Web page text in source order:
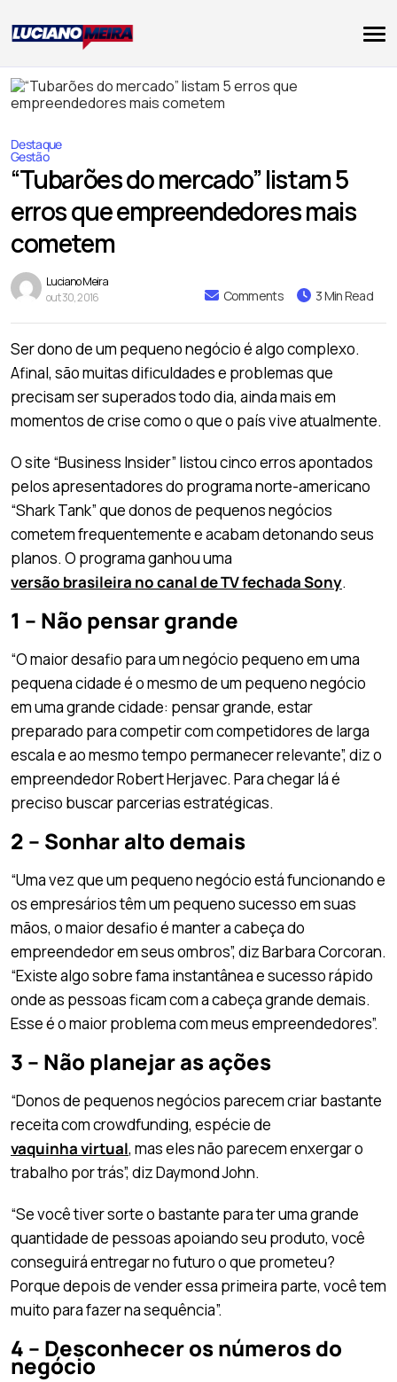
Destaque
Gestão
“Tubarões do mercado” listam 5
erros que empreendedores mais
cometem
Luciano Meira
out 30, 2016
Comments 3 Min Read
Ser dono de um pequeno negócio é algo complexo.
Afinal, são muitas dificuldades e problemas que
precisam ser superados todo dia, ainda mais em
momentos de crise como o que o país vive atualmente.
O site “Business Insider” listou cinco erros apontados
pelos apresentadores do programa norte-americano
“Shark Tank” que donos de pequenos negócios
cometem frequentemente e acabam detonando seus
planos. O programa ganhou uma
versão brasileira no canal de TV fechada Sony.
1 – Não pensar grande
“O maior desafio para um negócio pequeno em uma
pequena cidade é o mesmo de um pequeno negócio
em uma grande cidade: pensar grande, estar
preparado para competir com competidores de larga
escala e ao mesmo tempo permanecer relevante”, diz o
empreendedor Robert Herjavec. Para chegar lá é
preciso buscar parcerias estratégicas.
2 – Sonhar alto demais
“Uma vez que um pequeno negócio está funcionando e
os empresários têm um pequeno sucesso em suas
mãos, o maior desafio é manter a cabeça do
empreendedor em seus ombros”, diz Barbara Corcoran.
“Existe algo sobre fama instantânea e sucesso rápido
onde as pessoas ficam com a cabeça grande demais.
Esse é o maior problema com meus empreendedores”.
3 – Não planejar as ações
“Donos de pequenos negócios parecem criar bastante
receita com crowdfunding, espécie de
vaquinha virtual, mas eles não parecem enxergar o
trabalho por trás”, diz Daymond John.
“Se você tiver sorte o bastante para ter uma grande
quantidade de pessoas apoiando seu produto, você
conseguirá entregar no futuro o que prometeu?
Porque depois de vender essa primeira parte, você tem
muito para fazer na sequência”.
4 – Desconhecer os números do
negócio